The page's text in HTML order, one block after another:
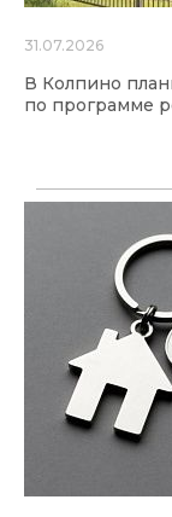
31.07.2026
В Колпино
по программе